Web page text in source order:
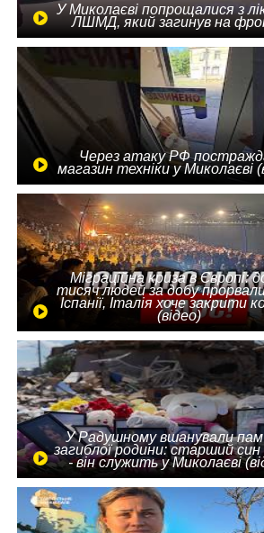
У Миколаєві попрощалися з
ЛШМД, який загинув на
Через атаку РФ
магазин техніки у Миколаєві
Міграційна криза в Європі:
тисяч людей за добу
Іспанії, Італія хоче закрити
(відео)
У Радушному вшанували
загиблої родини: старший син
- він служить у Миколаєві